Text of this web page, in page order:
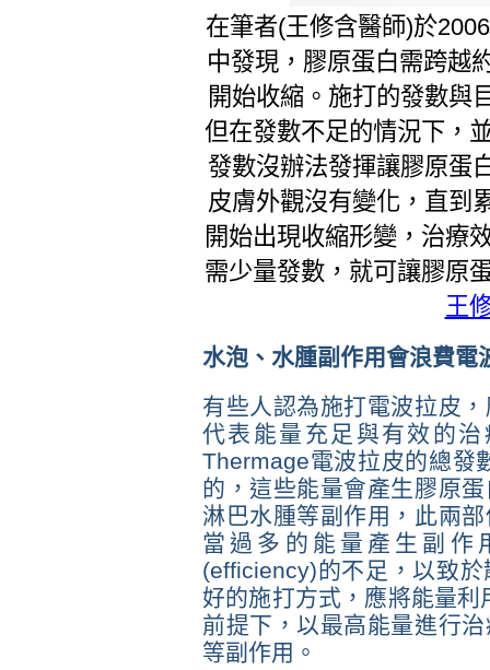
在筆者(王修含醫師)於
中發現，膠原蛋白需跨越
開始收縮。施打的發數與
但在發數不足的情況下，
發數沒辦法發揮讓膠原蛋
皮膚外觀沒有變化，直到
開始出現收縮形變，治療
需少量發數，就可讓膠原
王
水泡、水腫副作用會浪費電
有些人認為施打電波拉皮
代表能量充足與有效的
Thermage電波拉皮的總發
的，這些能量會產生膠原
淋巴水腫等副作用，此兩
當過多的能量產生副作
(efficiency)的不足，以致
好的施打方式，應將能量
前提下，以最高能量進行
等副作用。